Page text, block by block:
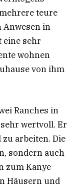
teure
Anwesen in
eine sehr
wohnen
von ihm
Ranches in
wertvoll. Er
arbeiten. Die
sondern auch
zum Kanye
Häusern und